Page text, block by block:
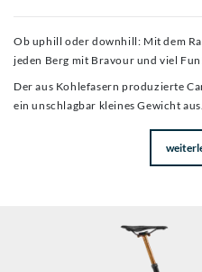
Ob uphill oder downhill: Mit dem
jeden Berg mit Bravour und viel
Der aus Kohlefasern produzierte
ein unschlagbar kleines Gewicht aus.